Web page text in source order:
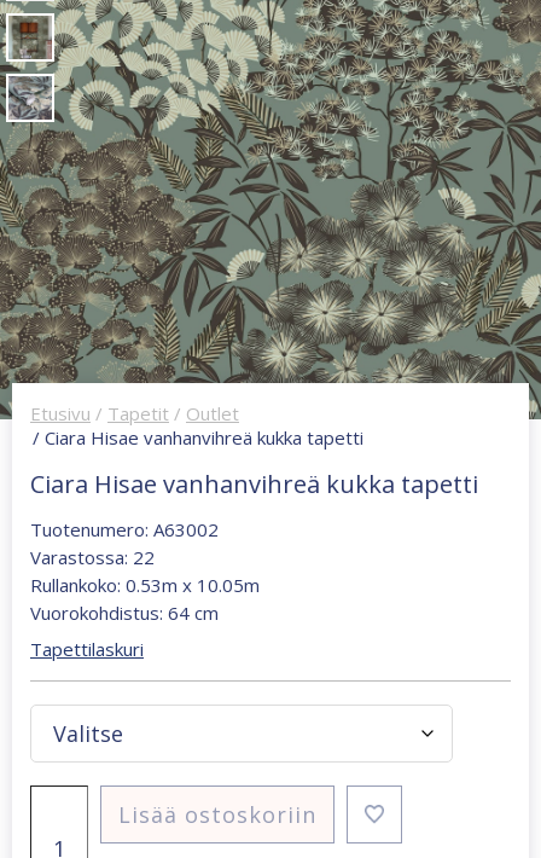
Etusivu / Tapetit / Outlet
/ Ciara Hisae vanhanvihreä kukka tapetti
Ciara Hisae vanhanvihreä kukka tapetti
Tuotenumero: A63002
Varastossa: 22
Rullankoko: 0.53m x 10.05m
Vuorokohdistus: 64 cm
Tapettilaskuri
vanhanvihreä
Lisää ostoskoriin